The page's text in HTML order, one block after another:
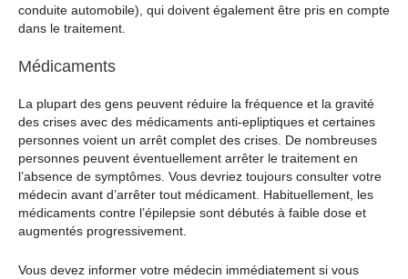
conduite automobile), qui doivent également être pris en compte
dans le traitement.
Médicaments
La plupart des gens peuvent réduire la fréquence et la gravité
des crises avec des médicaments anti-epliptiques et certaines
personnes voient un arrêt complet des crises. De nombreuses
personnes peuvent éventuellement arrêter le traitement en
l’absence de symptômes. Vous devriez toujours consulter votre
médecin avant d’arrêter tout médicament. Habituellement, les
médicaments contre l’épilepsie sont débutés à faible dose et
augmentés progressivement.
Vous devez informer votre médecin immédiatement si vous